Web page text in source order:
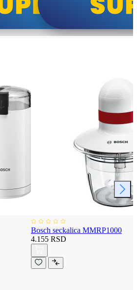
Bosch seckalica MMRP1000
4.155 RSD